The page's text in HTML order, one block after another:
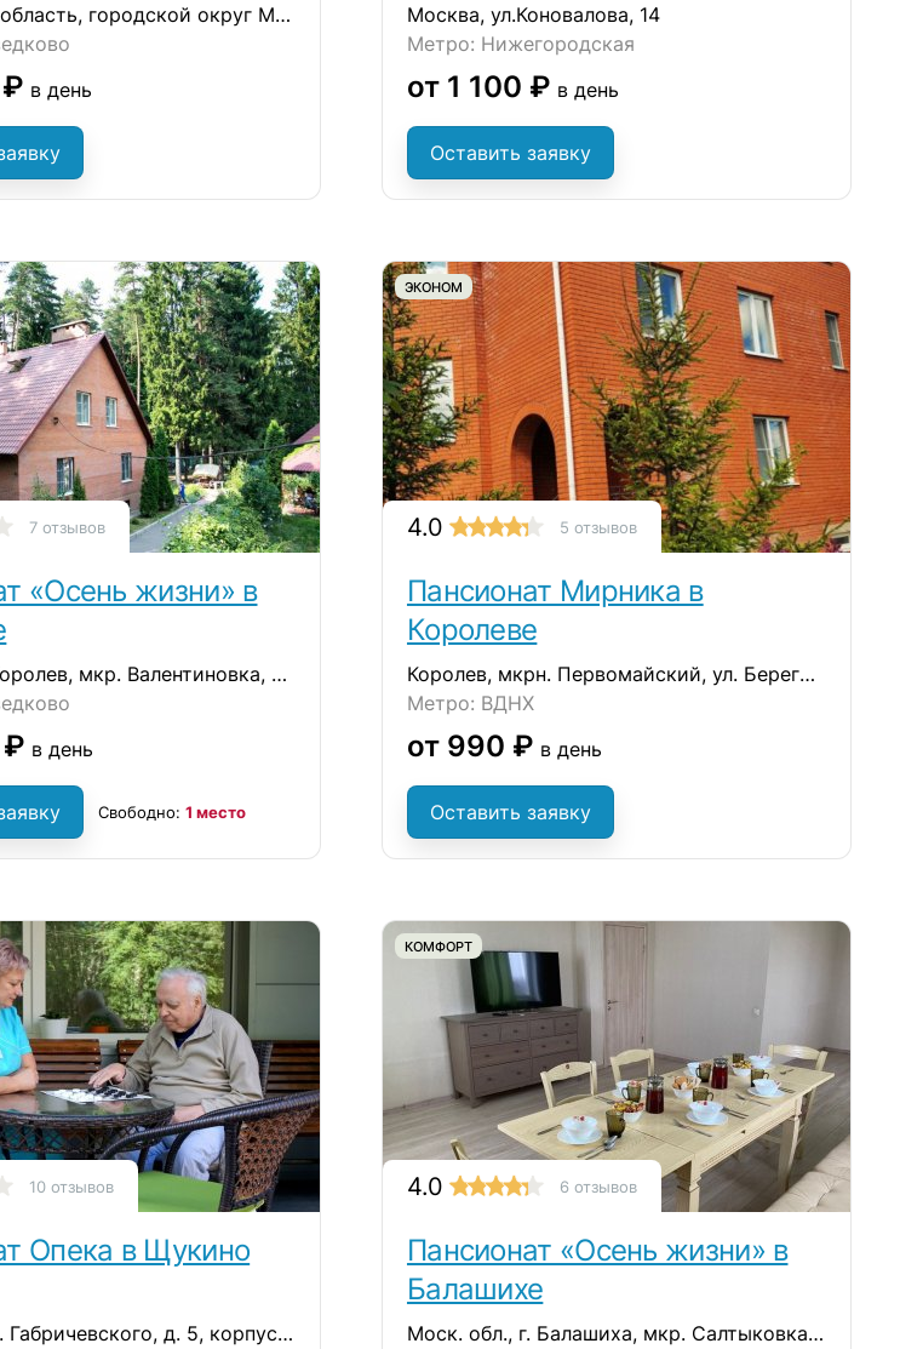
Московская область, городской округ Мытищи, деревня Ульянково, ул. Окольная
в день
Москва, ул.Коновалова, 14
Метро: Нижегородская
от 1 100 ₽ в день
Оставить заявку
7 отзывов
«Осень жизни» в
Моск. обл., Королев, мкр. Валентиновка, ул. Богдана Хмельницкого, 8/17
₽ в день
Свободно: 1 место
ЭКОНОМ
4.0 5 отзывов
Пансионат Мирника в
Королеве
Королев, мкрн. Первомайский, ул. Береговой проезд, д.2
Метро: ВДНХ
от 990 ₽ в день
Оставить заявку
10 отзывов
Опека в Щукино
г. Москва, ул. Габричевского, д. 5, корпус 8
КОМФОРТ
4.0 6 отзывов
Пансионат «Осень жизни» в
Балашихе
Моск. обл., г. Балашиха, мкр. Салтыковка, улица Средняя, дом 5